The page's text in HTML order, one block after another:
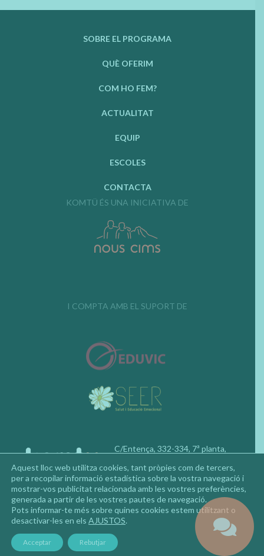
SOBRE EL PROGRAMA
QUÈ OFERIM
COM HO FEM?
ACTUALITAT
EQUIP
ESCOLES
CONTACTA
KOMTÜ ÉS UNA INICIATIVA DE
I COMPTA AMB EL SUPORT DE
C/Entença, 332-334, 7ª planta,
08029, Barcelona
Telèfon: 677 92 02 50
Avís Legal |Política de Privacitat Política de Cookies
Aquest lloc web utilitza cookies, tant pròpies com de tercers,
per a recopilar informació estadística sobre la vostra navegació i
mostrar-vos publicitat relacionada amb les vostres preferències,
generada a partir de les vostres pautes de navegació.
Pots informar-te més sobre quines cookies estem utilitzant o
desactivar-les en els AJUSTOS.
Acceptar Rebutjar